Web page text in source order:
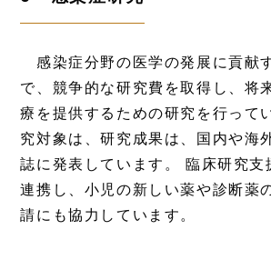
感染症分野の医学の発展に貢献
で、競争的な研究費を取得し、将
療を提供するための研究を行って
究対象は、研究成果は、国内や海
誌に発表しています。 臨床研究支
連携し、小児の新しい薬や診断薬
請にも協力しています。